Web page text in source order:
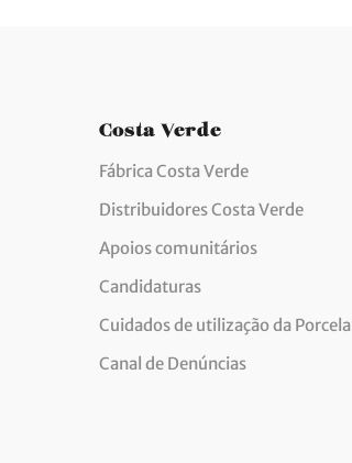
Costa Verde
Fábrica Costa Verde
Distribuidores Costa Verde
Apoios comunitários
Candidaturas
Cuidados de utilização da
Canal de Denúncias